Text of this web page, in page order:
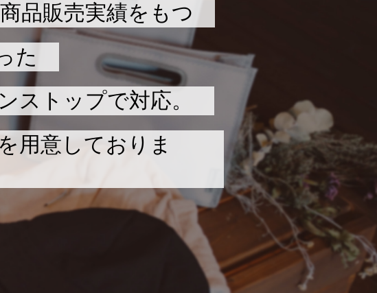
品販売実績をもつ
た
ストップで対応。
用意しておりま